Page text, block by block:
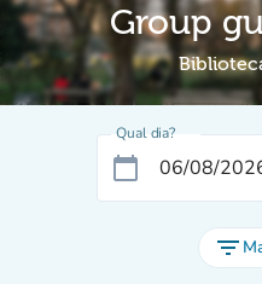
Group
Qual dia?
calendar_today
filter_list